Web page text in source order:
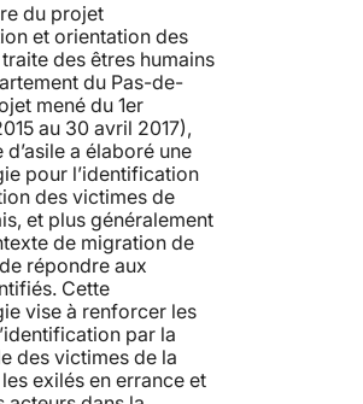
du projet
et orientation des
des êtres humains
du Pas-de-
mené du 1er
au 30 avril 2017),
d’asile a élaboré une
pour l’identification
des victimes de
et plus généralement
de migration de
répondre aux
Cette
vise à renforcer les
par la
des victimes de la
exilés en errance et